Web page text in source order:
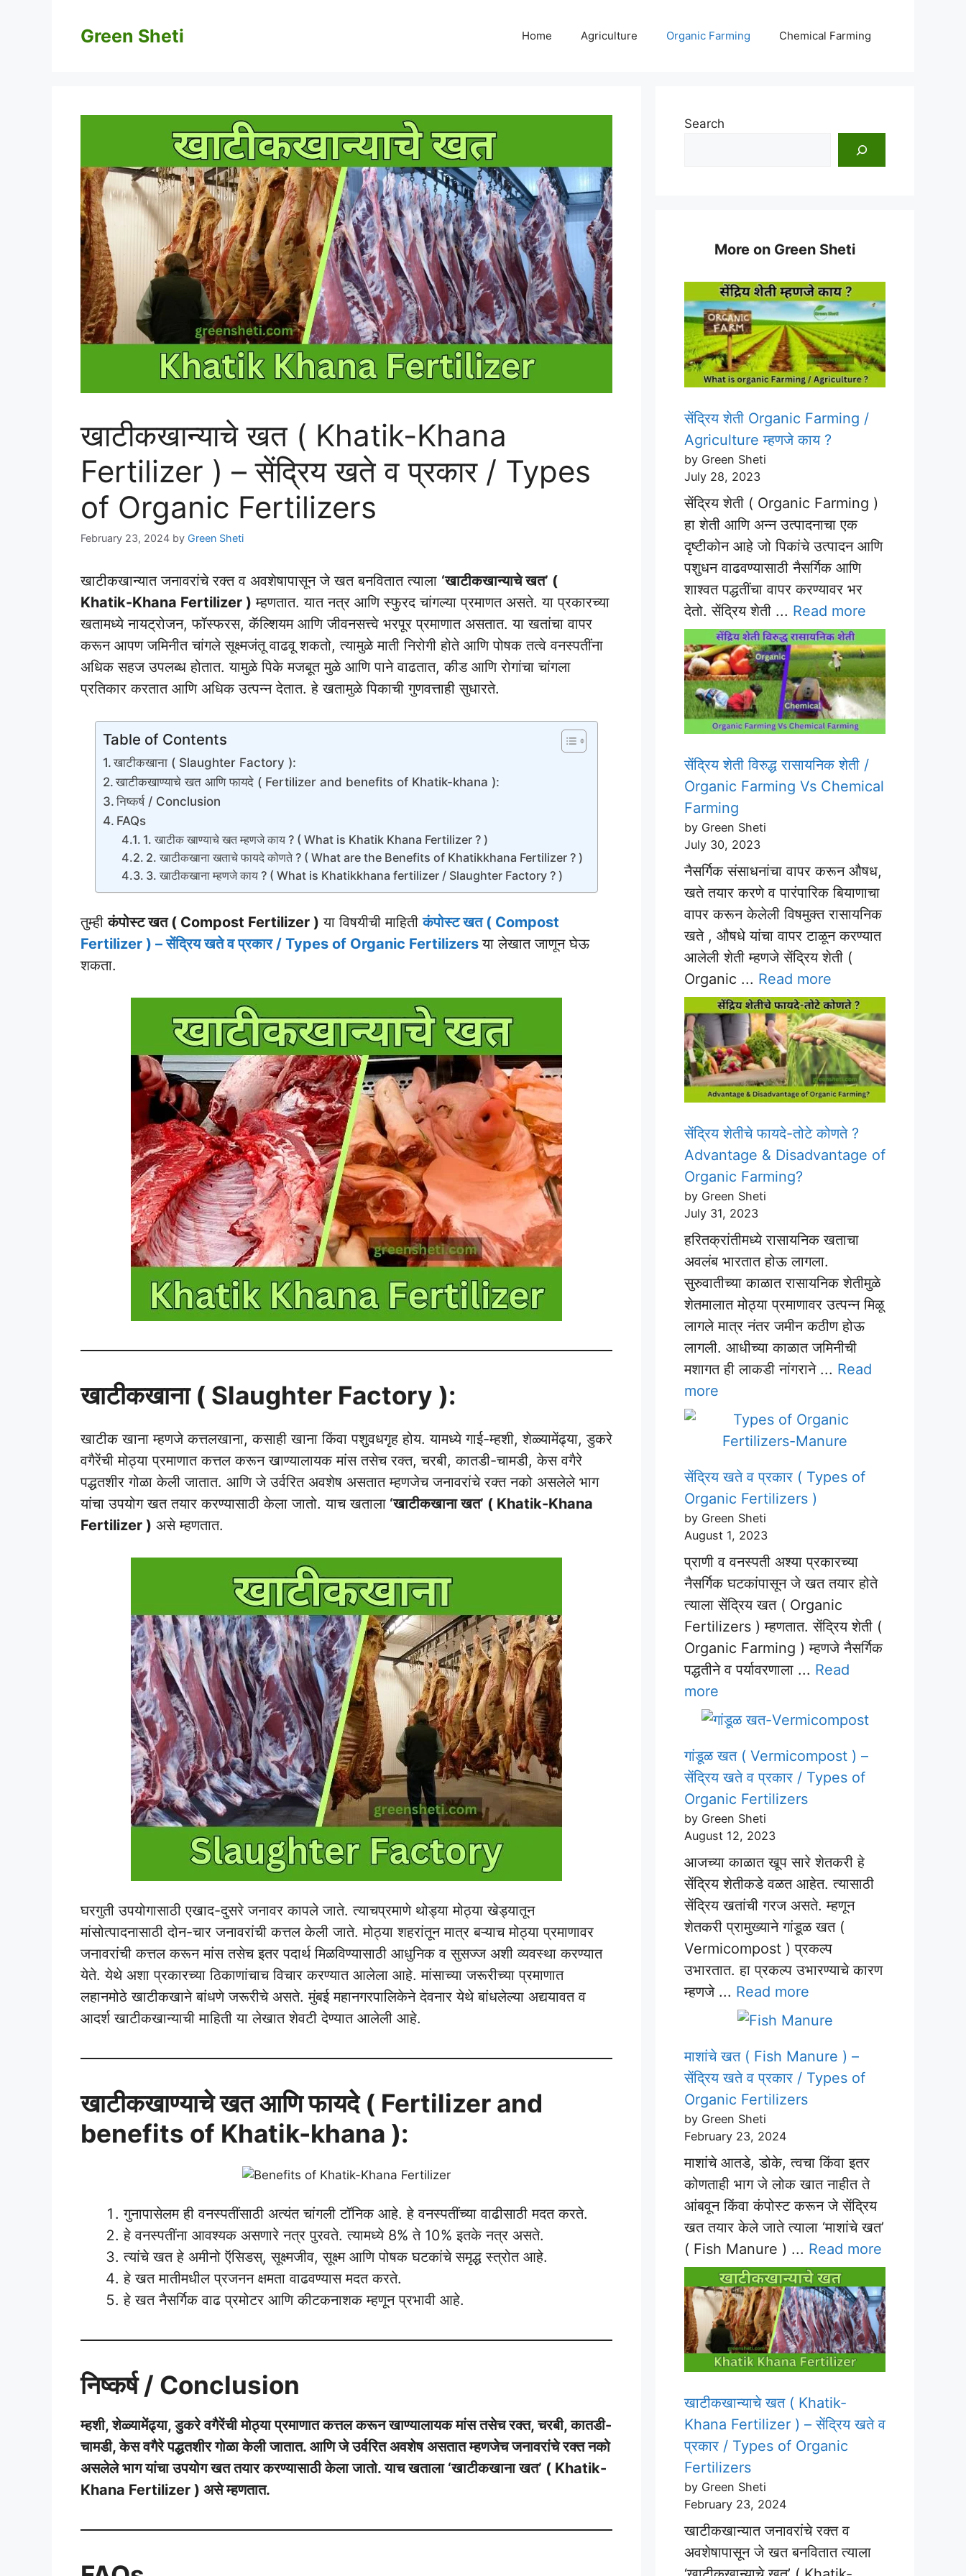
Green Sheti Home Agriculture Organic Farming Chemical Farming
खाटीकखान्याचे खत ( Khatik-Khana
Fertilizer ) – सेंद्रिय खते व प्रकार / Types
of Organic Fertilizers
February 23, 2024 by Green Sheti
खाटीकखान्यात जनावरांचे रक्त व अवशेषापासून जे खत बनवितात त्याला ‘खाटीकखान्याचे खत’ (
Khatik-Khana Fertilizer ) म्हणतात. यात नत्र आणि स्फुरद चांगल्या प्रमाणत असते. या प्रकारच्या
खतामध्ये नायट्रोजन, फॉस्फरस, कॅल्शियम आणि जीवनसत्त्वे भरपूर प्रमाणात असतात. या खतांचा वापर
करून आपण जमिनीत चांगले सूक्ष्मजंतू वाढवू शकतो, त्यामुळे माती निरोगी होते आणि पोषक तत्वे वनस्पतींना
अधिक सहज उपलब्ध होतात. यामुळे पिके मजबूत मुळे आणि पाने वाढतात, कीड आणि रोगांचा चांगला
प्रतिकार करतात आणि अधिक उत्पन्न देतात. हे खतामुळे पिकाची गुणवत्ताही सुधारते.
Table of Contents
खाटीकखाना ( Slaughter Factory ):
खाटीकखाण्याचे खत आणि फायदे ( Fertilizer and benefits of Khatik-khana ):
निष्कर्ष / Conclusion
FAQs
1. खाटीक खाण्याचे खत म्हणजे काय ? ( What is Khatik Khana Fertilizer ? )
2. खाटीकखाना खताचे फायदे कोणते ? ( What are the Benefits of Khatikkhana Fertilizer ? )
3. खाटीकखाना म्हणजे काय ? ( What is Khatikkhana fertilizer / Slaughter Factory ? )
तुम्हीकंपोस्ट खत ( Compost Fertilizer ) या विषयीची माहितीकंपोस्ट खत ( Compost
Fertilizer ) – सेंद्रिय खते व प्रकार / Types of Organic Fertilizers या लेखात जाणून घेऊ
शकता.
खाटीकखाना ( Slaughter Factory ):
खाटीक खाना म्हणजे कत्तलखाना, कसाही खाना किंवा पशुवधगृह होय. यामध्ये गाई-म्हशी, शेळ्यामेंढ्या, डुकरे
वगैरेंची मोठ्या प्रमाणात कत्तल करून खाण्यालायक मांस तसेच रक्त, चरबी, कातडी-चामडी, केस वगैरे
पद्धतशीर गोळा केली जातात. आणि जे उर्वरित अवशेष असतात म्हणजेच जनावरांचे रक्त नको असलेले भाग
यांचा उपयोग खत तयार करण्यासाठी केला जातो. याच खताला ‘खाटीकखाना खत’ ( Khatik-Khana
Fertilizer ) असे म्हणतात.
घरगुती उपयोगासाठी एखाद-दुसरे जनावर कापले जाते. त्याचप्रमाणे थोड्या मोठ्या खेड्यातून
मांसोत्पादनासाठी दोन-चार जनावरांची कत्तल केली जाते. मोठ्या शहरांतून मात्र बऱ्याच मोठ्या प्रमाणावर
जनावरांची कत्तल करून मांस तसेच इतर पदार्थ मिळविण्यासाठी आधुनिक व सुसज्ज अशी व्यवस्था करण्यात
येते. येथे अशा प्रकारच्या ठिकाणांचाच विचार करण्यात आलेला आहे. मांसाच्या जरूरीच्या प्रमाणात
लहानमोठे खाटीकखाने बांधणे जरूरीचे असते. मुंबई महानगरपालिकेने देवनार येथे बांधलेल्या अद्ययावत व
आदर्श खाटीकखान्याची माहिती या लेखात शेवटी देण्यात आलेली आहे.
खाटीकखाण्याचे खत आणि फायदे ( Fertilizer and
benefits of Khatik-khana ):
गुनापासेलम ही वनस्पतींसाठी अत्यंत चांगली टॉनिक आहे. हे वनस्पतींच्या वाढीसाठी मदत करते.
हे वनस्पतींना आवश्यक असणारे नत्र पुरवते. त्यामध्ये 8% ते 10% इतके नत्र असते.
त्यांचे खत हे अमीनो ऍसिडस्, सूक्ष्मजीव, सूक्ष्म आणि पोषक घटकांचे समृद्ध स्त्रोत आहे.
हे खत मातीमधील प्रजनन क्षमता वाढवण्यास मदत करते.
हे खत नैसर्गिक वाढ प्रमोटर आणि कीटकनाशक म्हणून प्रभावी आहे.
निष्कर्ष / Conclusion
म्हशी, शेळ्यामेंढ्या, डुकरे वगैरेंची मोठ्या प्रमाणात कत्तल करून खाण्यालायक मांस तसेच रक्त, चरबी, कातडी-
चामडी, केस वगैरे पद्धतशीर गोळा केली जातात. आणि जे उर्वरित अवशेष असतात म्हणजेच जनावरांचे रक्त नको
असलेले भाग यांचा उपयोग खत तयार करण्यासाठी केला जातो. याच खताला ‘खाटीकखाना खत’ ( Khatik-
Khana Fertilizer ) असे म्हणतात.
Search
More on Green Sheti
सेंद्रिय शेती Organic Farming /
Agriculture म्हणजे काय ?
by Green Sheti
July 28, 2023
सेंद्रिय शेती ( Organic Farming )
हा शेती आणि अन्न उत्पादनाचा एक
दृष्टीकोन आहे जो पिकांचे उत्पादन आणि
पशुधन वाढवण्यासाठी नैसर्गिक आणि
शाश्वत पद्धतींचा वापर करण्यावर भर
देतो. सेंद्रिय शेती ... Read more
सेंद्रिय शेती विरुद्ध रासायनिक शेती /
Organic Farming Vs Chemical
Farming
by Green Sheti
July 30, 2023
नैसर्गिक संसाधनांचा वापर करून औषध,
खते तयार करणे व पारंपारिक बियाणाचा
वापर करून केलेली विषमुक्त रासायनिक
खते , औषधे यांचा वापर टाळून करण्यात
आलेली शेती म्हणजे सेंद्रिय शेती (
Organic ... Read more
सेंद्रिय शेतीचे फायदे-तोटे कोणते ?
Advantage & Disadvantage of
Organic Farming?
by Green Sheti
July 31, 2023
हरितक्रांतीमध्ये रासायनिक खताचा
अवलंब भारतात होऊ लागला.
सुरुवातीच्या काळात रासायनिक शेतीमुळे
शेतमालात मोठ्या प्रमाणावर उत्पन्न मिळू
लागले मात्र नंतर जमीन कठीण होऊ
लागली. आधीच्या काळात जमिनीची
मशागत ही लाकडी नांगराने ... Read
more
सेंद्रिय खते व प्रकार ( Types of
Organic Fertilizers )
by Green Sheti
August 1, 2023
प्राणी व वनस्पती अश्या प्रकारच्या
नैसर्गिक घटकांपासून जे खत तयार होते
त्याला सेंद्रिय खत ( Organic
Fertilizers ) म्हणतात. सेंद्रिय शेती (
Organic Farming ) म्हणजे नैसर्गिक
पद्धतीने व पर्यावरणाला ... Read
more
गांडूळ खत ( Vermicompost ) –
सेंद्रिय खते व प्रकार / Types of
Organic Fertilizers
by Green Sheti
August 12, 2023
आजच्या काळात खूप सारे शेतकरी हे
सेंद्रिय शेतीकडे वळत आहेत. त्यासाठी
सेंद्रिय खतांची गरज असते. म्हणून
शेतकरी प्रामुख्याने गांडूळ खत (
Vermicompost ) प्रकल्प
उभारतात. हा प्रकल्प उभारण्याचे कारण
म्हणजे ... Read more
माशांचे खत ( Fish Manure ) –
सेंद्रिय खते व प्रकार / Types of
Organic Fertilizers
by Green Sheti
February 23, 2024
माशांचे आतडे, डोके, त्वचा किंवा इतर
कोणताही भाग जे लोक खात नाहीत ते
आंबवून किंवा कंपोस्ट करून जे सेंद्रिय
खत तयार केले जाते त्याला ‘माशांचे खत’
( Fish Manure ) ... Read more
खाटीकखान्याचे खत ( Khatik-
Khana Fertilizer ) – सेंद्रिय खते व
प्रकार / Types of Organic
Fertilizers
by Green Sheti
February 23, 2024
खाटीकखान्यात जनावरांचे रक्त व
अवशेषापासून जे खत बनवितात त्याला